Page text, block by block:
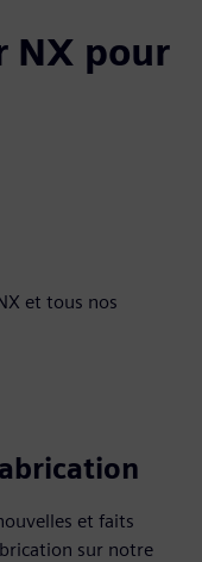
NX pour
et tous nos
et faits
sur notre